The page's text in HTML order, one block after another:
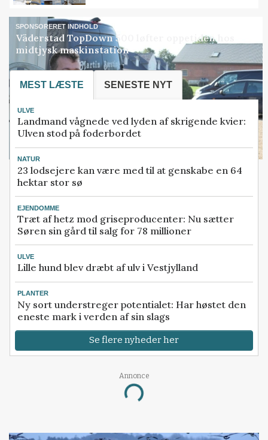
SPONSORERET INDHOLD
Väderstad TopDown 500 løfter oppetiden hos
midtjysk maskinstation
MEST LÆSTE SENESTE NYT
ULVE
Landmand vågnede ved lyden af skrigende kvier:
Ulven stod på foderbordet
NATUR
23 lodsejere kan være med til at genskabe en 64
hektar stor sø
EJENDOMME
Træt af hetz mod griseproducenter: Nu sætter
Søren sin gård til salg for 78 millioner
ULVE
Lille hund blev dræbt af ulv i Vestjylland
PLANTER
Ny sort understreger potentialet: Har høstet den
eneste mark i verden af sin slags
Se flere nyheder her
Annonce
Loading...